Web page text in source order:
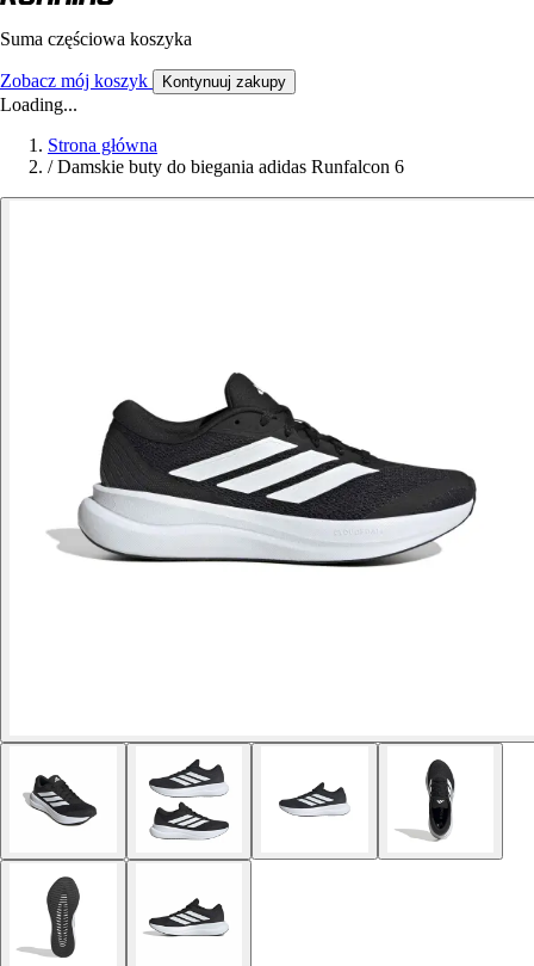
Suma częściowa koszyka
Zobacz mój koszyk Kontynuuj zakupy
Loading...
Strona główna
/ Damskie buty do biegania adidas Runfalcon 6